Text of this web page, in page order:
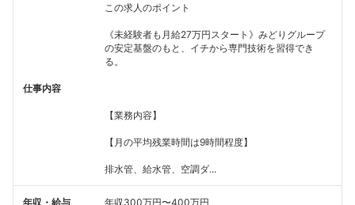
仕事内容
この求人のポイント
《未経験者も月給27万円スタート》みどりグループ
の安定基盤のもと、イチから専門技術を習得でき
る。
【業務内容】
【月の平均残業時間は9時間程度】
排水管、給水管、空調ダ...
年収・給与 年収300万円〜400万円